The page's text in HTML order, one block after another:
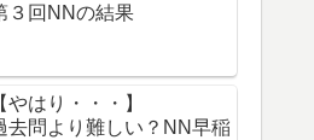
３回NNの結果
【やはり・・・】
去問より難しい？NN早稲